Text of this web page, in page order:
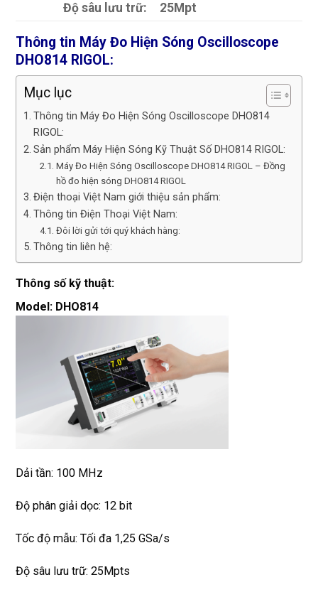
Độ sâu lưu trữ:
25Mpt
Thông tin Máy Đo Hiện Sóng Oscilloscope
DHO814 RIGOL:
Mục lục
Thông tin Máy Đo Hiện Sóng Oscilloscope DHO814
RIGOL:
Sản phẩm Máy Hiện Sóng Kỹ Thuật Số DHO814 RIGOL:
Máy Đo Hiện Sóng Oscilloscope DHO814 RIGOL – Đồng
hồ đo hiện sóng DHO814 RIGOL
Điện thoại Việt Nam giới thiệu sản phẩm:
Thông tin Điện Thoại Việt Nam:
Đôi lời gửi tới quý khách hàng:
Thông tin liên hệ:
Thông số kỹ thuật:
Model: DHO814
Dải tần: 100 MHz
Độ phân giải dọc: 12 bit
Tốc độ mẫu: Tối đa 1,25 GSa/s
Độ sâu lưu trữ: 25Mpts